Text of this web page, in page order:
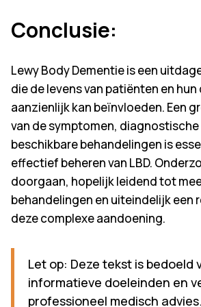
Conclusie:
Lewy Body Dementie is een
die de levens van patiënten en hun
aanzienlijk kan beïnvloeden. Een
van de symptomen,
beschikbare behandelingen is
effectief beheren van LBD.
doorgaan, hopelijk leidend tot
behandelingen en uiteindelijk een
deze complexe aandoening.
Let op: Deze tekst is bedoeld
informatieve doeleinden en
professioneel medisch